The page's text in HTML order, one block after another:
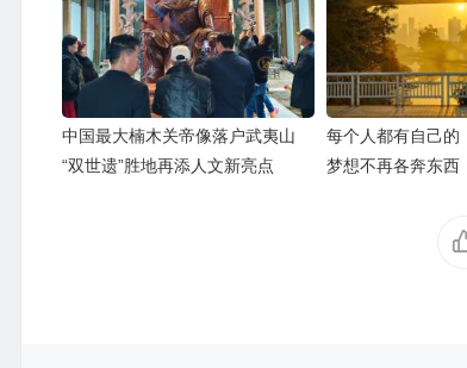
中国最大楠木关帝像落户武夷山
“双世遗”胜地再添人文新亮点
每个人都有自己的
梦想不再各奔东西